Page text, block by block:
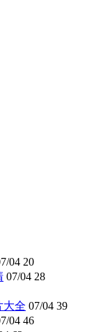
04 20
07/04 28
大全 07/04 39
04 46